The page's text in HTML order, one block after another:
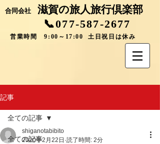
合同会社 滋賀の旅人旅行倶楽部
📞077-587-2677
営業時間 9:00～17:00 土日祝日は休み
記事
全ての記事
全ての記事
shiganotabibito
2020年2月22日 読了時間: 2分